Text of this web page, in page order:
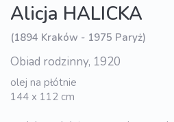
Alicja HALICKA
(1894 Kraków - 1975 Paryż)
Obiad rodzinny, 1920
olej na płótnie
144 x 112 cm